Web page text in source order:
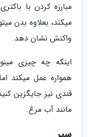
مبارزه کردن با
میکند، بعلاوه بدن
واکنش نشان دهد.
اینکه چه چیزی
همواره عمل میکند
قندی نیز جایگزین
مانند آب مرغ.